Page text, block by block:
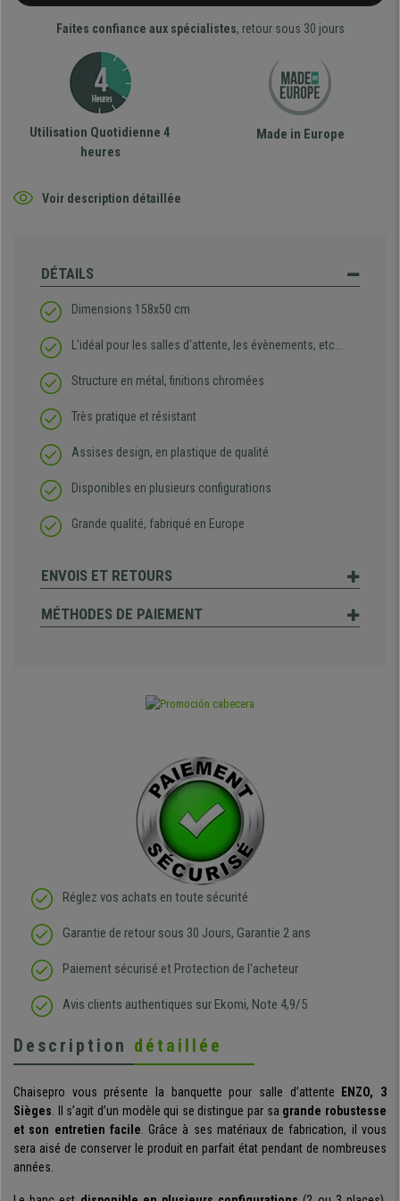
Faites confiance aux spécialistes, retour sous 30 jours
Utilisation Quotidienne 4
heures
Made in Europe
Voir description détaillée
DÉTAILS
Dimensions 158x50 cm
L'idéal pour les salles d'attente, les évènements, etc...
Structure en métal, finitions chromées
Très pratique et résistant
Assises design, en plastique de qualité
Disponibles en plusieurs configurations
Grande qualité, fabriqué en Europe
ENVOIS ET RETOURS
MÉTHODES DE PAIEMENT
Réglez vos achats en toute sécurité
Garantie de retour sous 30 Jours, Garantie 2 ans
Paiement sécurisé et Protection de l'acheteur
Avis clients authentiques sur Ekomi, Note 4,9/5
Description détaillée
Chaisepro vous présente la banquette pour salle d’attente
ENZO, 3
Sièges. Il s’agit d’un modèle qui se distingue par sa grande robustesse
et son entretien facile. Grâce à ses matériaux de fabrication, il vous
sera aisé de conserver le produit en parfait état pendant de nombreuses
années.